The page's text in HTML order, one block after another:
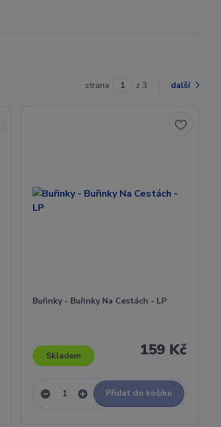
strana z 3 další
Buřinky - Buřinky Na Cestách - LP
159 Kč
Skladem
Přidat do košíku